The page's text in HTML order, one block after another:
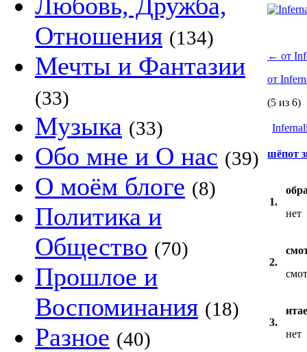
Отношения (134)
Мечты и Фантазии
(33)
Музыка (33)
Обо мне и О нас (39)
О моём блоге (8)
Политика и
Общество (70)
Прошлое и
Воспоминания (18)
Разное (40)
← от
от
(5 из 6)
шёпот
1.
нет
2.
3.
нет